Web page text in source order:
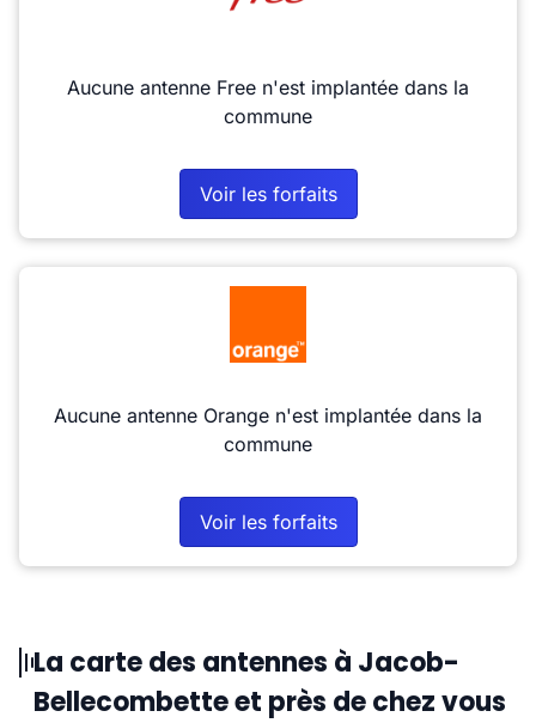
Aucune antenne Free n'est implantée dans la
commune
Voir les forfaits
Aucune antenne Orange n'est implantée dans la
commune
Voir les forfaits
La carte des antennes à Jacob-
Bellecombette et près de chez vous